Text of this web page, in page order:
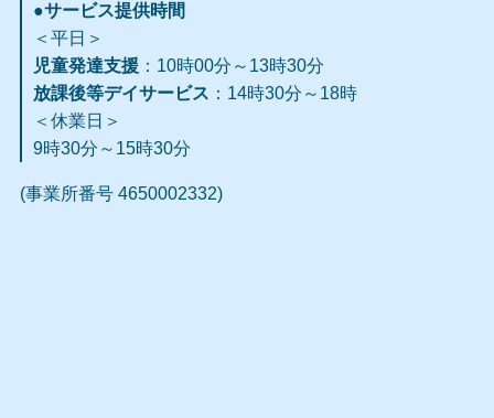
●サービス提供時間
＜平日＞
児童発達支援：10時00分～13時30分
放課後等デイサービス ：14時30分～18時
＜休業日＞
9時30分～15時30分
(事業所番号 4650002332)